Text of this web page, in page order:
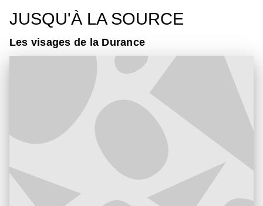
JUSQU'À LA SOURCE
Les visages de la Durance